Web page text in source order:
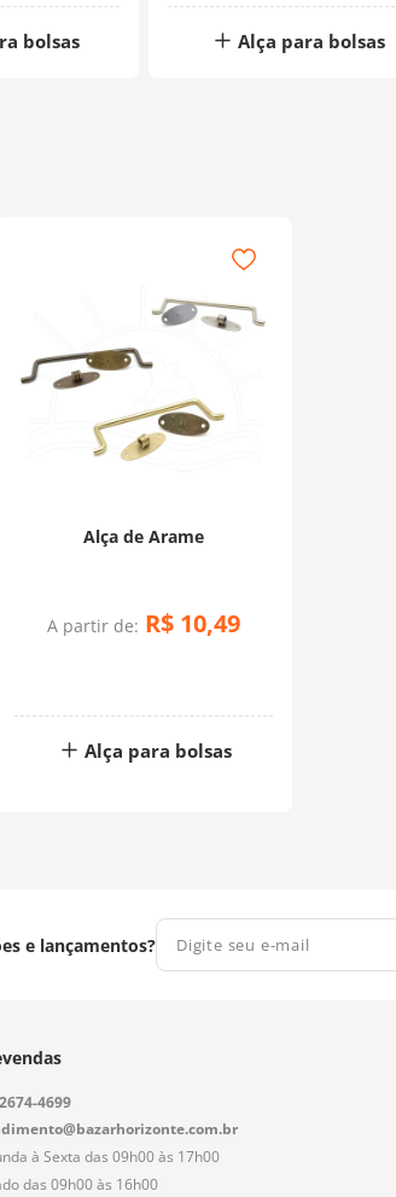
bolsas Alça para bolsas
Alça de Arame
A partir de: R$ 10,49
Alça para bolsas
e lançamentos?
4699
à Sexta das 09h00 às 17h00
das 09h00 às 16h00